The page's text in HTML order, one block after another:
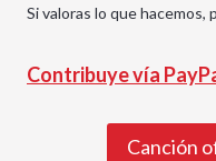
Si valoras lo que
Contribuye vía
Canción